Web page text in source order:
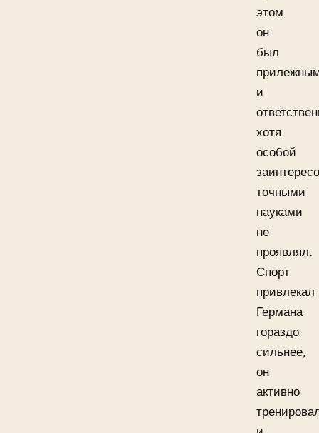
этом
он
был
и
хотя
особой
точными
науками
не
проявлял.
Спорт
привлекал
Германа
гораздо
сильнее,
он
активно